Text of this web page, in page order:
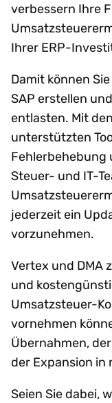
verbessern Ihre
Ihrer ERP-
Damit können
SAP erstellen
entlasten. Mit
unterstützten
Fehlerbehebung
Steuer- und IT-
jederzeit ein
vorzunehmen.
Vertex und DMA
und
Umsatzsteuer-
vornehmen
Übernahmen,
der Expansion in
Seien Sie dabei,